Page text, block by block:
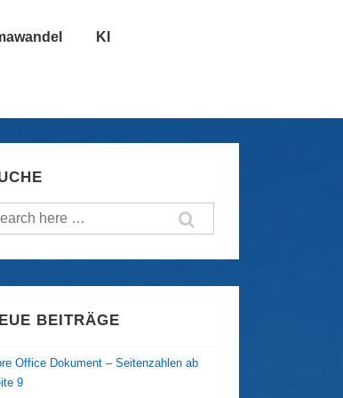
KI
BEITRÄGE
Office Dokument – Seitenzahlen ab
9